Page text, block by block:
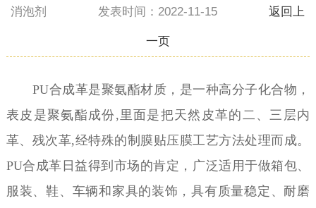
消泡剂 发表时间：2022-11-15返回上
一页
PU合成革是聚氨酯材质，是一种高分子化合物，
表皮是聚氨酯成份,里面是把天然皮革的二、三层内
革、残次革,经特殊的制膜贴压膜工艺方法处理而成。
PU合成革日益得到市场的肯定， 广泛适用于做箱包、
服装、鞋、车辆和家具的装饰，具有质量稳定、耐磨